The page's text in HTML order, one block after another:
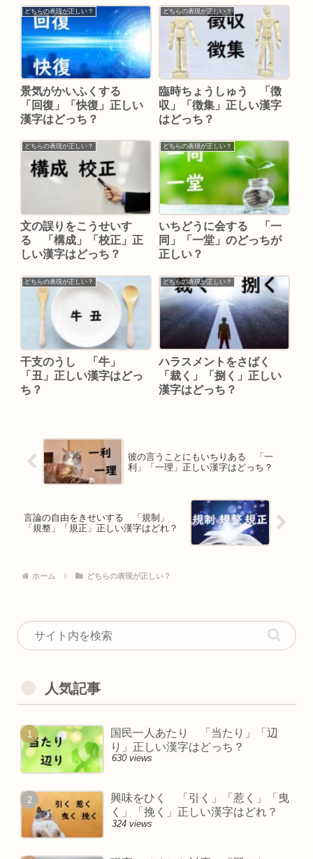
どちらの表現が正しい？
景気がかいふくする
「回復」「快復」正しい
漢字はどっち？
どちらの表現が正しい？
臨時ちょうしゅう 「徴
収」「徴集」正しい漢字
はどっち？
どちらの表現が正しい？
文の誤りをこうせいす
る 「構成」「校正」正
しい漢字はどっち？
どちらの表現が正しい？
いちどうに会する 「一
同」「一堂」のどっちが
正しい？
どちらの表現が正しい？
干支のうし 「牛」
「丑」正しい漢字はどっ
ち？
どちらの表現が正しい？
ハラスメントをさばく
「裁く」「捌く」正しい
漢字はどっち？
彼の言うことにもいちりある 「一
利」「一理」正しい漢字はどっち？
言論の自由をきせいする 「規制」
「規整」「規正」正しい漢字はどれ？
ホーム どちらの表現が正しい？
人気記事
国民一人あたり 「当たり」「辺
り」正しい漢字はどっち？
630 views
興味をひく 「引く」「惹く」「曳
く」「挽く」正しい漢字はどれ？
324 views